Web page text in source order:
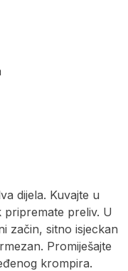
dijela. Kuvajte u
pripremate preliv. U
začin, sitno isjeckan
Promiješajte
krompira.